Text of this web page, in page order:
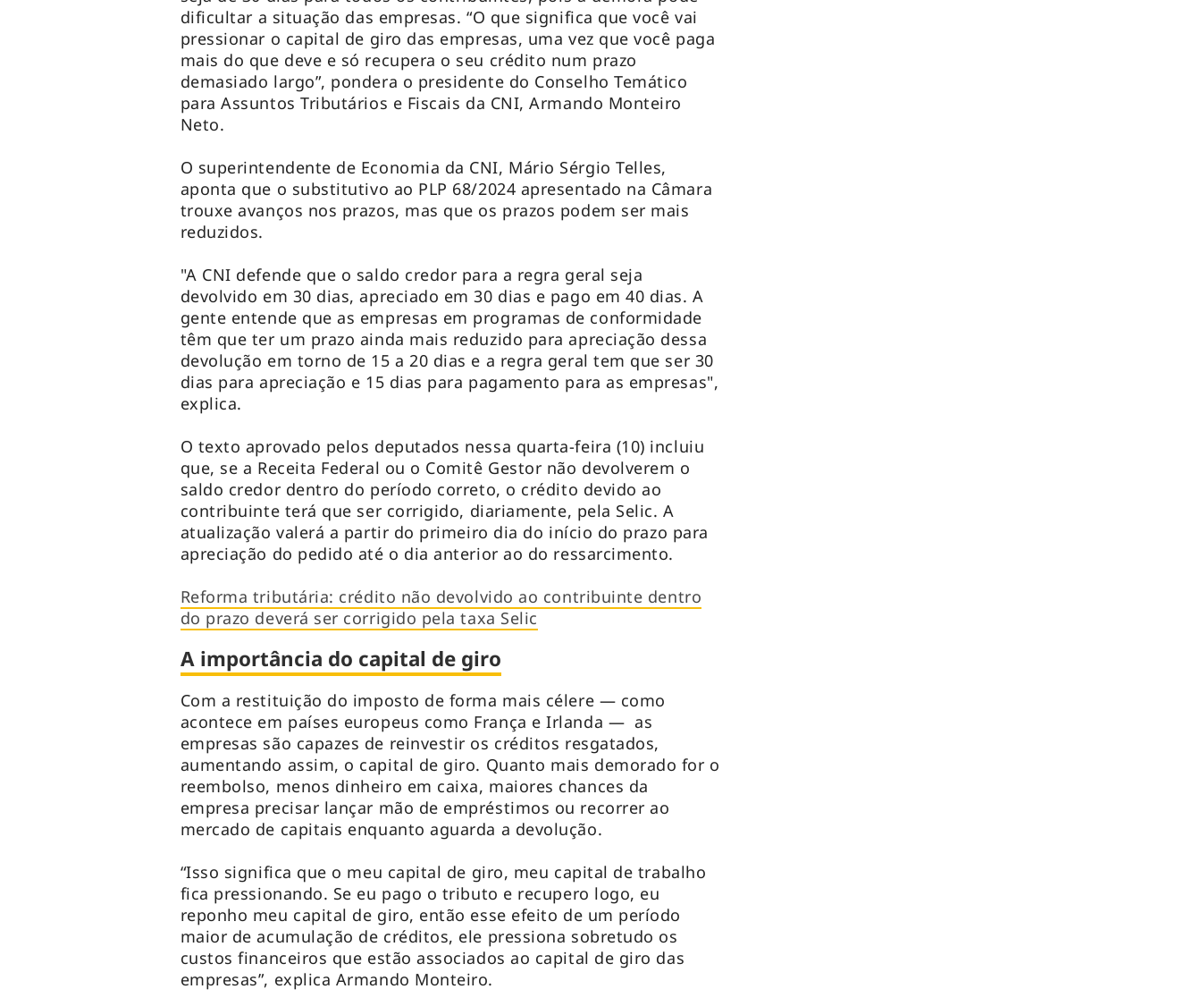
dificultar a situação das empresas. “O que significa que você vai
pressionar o capital de giro das empresas, uma vez que você paga
mais do que deve e só recupera o seu crédito num prazo
demasiado largo”, pondera o presidente do Conselho Temático
para Assuntos Tributários e Fiscais da CNI, Armando Monteiro
Neto.
O superintendente de Economia da CNI, Mário Sérgio Telles,
aponta que o substitutivo ao PLP 68/2024 apresentado na Câmara
trouxe avanços nos prazos, mas que os prazos podem ser mais
reduzidos.
"A CNI defende que o saldo credor para a regra geral seja
devolvido em 30 dias, apreciado em 30 dias e pago em 40 dias. A
gente entende que as empresas em programas de conformidade
têm que ter um prazo ainda mais reduzido para apreciação dessa
devolução em torno de 15 a 20 dias e a regra geral tem que ser 30
dias para apreciação e 15 dias para pagamento para as empresas",
explica.
O texto aprovado pelos deputados nessa quarta-feira (10) incluiu
que, se a Receita Federal ou o Comitê Gestor não devolverem o
saldo credor dentro do período correto, o crédito devido ao
contribuinte terá que ser corrigido, diariamente, pela Selic. A
atualização valerá a partir do primeiro dia do início do prazo para
apreciação do pedido até o dia anterior ao do ressarcimento.
Reforma tributária: crédito não devolvido ao contribuinte dentro
do prazo deverá ser corrigido pela taxa Selic
A importância do capital de giro
Com a restituição do imposto de forma mais célere — como
acontece em países europeus como França e Irlanda — as
empresas são capazes de reinvestir os créditos resgatados,
aumentando assim, o capital de giro. Quanto mais demorado for o
reembolso, menos dinheiro em caixa, maiores chances da
empresa precisar lançar mão de empréstimos ou recorrer ao
mercado de capitais enquanto aguarda a devolução.
“Isso significa que o meu capital de giro, meu capital de trabalho
fica pressionando. Se eu pago o tributo e recupero logo, eu
reponho meu capital de giro, então esse efeito de um período
maior de acumulação de créditos, ele pressiona sobretudo os
custos financeiros que estão associados ao capital de giro das
empresas”, explica Armando Monteiro.